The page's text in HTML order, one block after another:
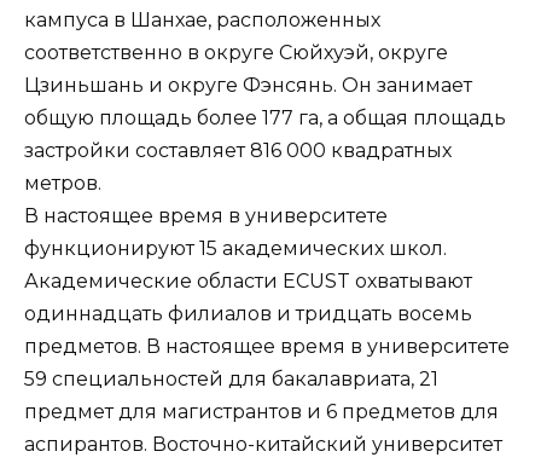
кампуса в Шанхае, расположенных
соответственно в округе Сюйхуэй, округе
Цзиньшань и округе Фэнсянь. Он занимает
общую площадь более 177 га, а общая площадь
застройки составляет 816 000 квадратных
метров.
В настоящее время в университете
функционируют 15 академических школ.
Академические области ECUST охватывают
одиннадцать филиалов и тридцать восемь
предметов. В настоящее время в университете
59 специальностей для бакалавриата, 21
предмет для магистрантов и 6 предметов для
аспирантов. Восточно-китайский университет